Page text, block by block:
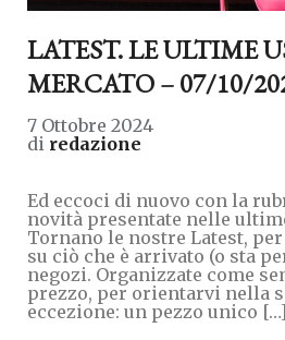
LATEST. LE ULTIME
MERCATO – 07/10/
7 Ottobre 2024
di redazione
Ed eccoci di nuovo con la
novità presentate nelle
Tornano le nostre Latest,
su ciò che è arrivato (o sta
negozi. Organizzate come
prezzo, per orientarvi nella
eccezione: un pezzo unico […]